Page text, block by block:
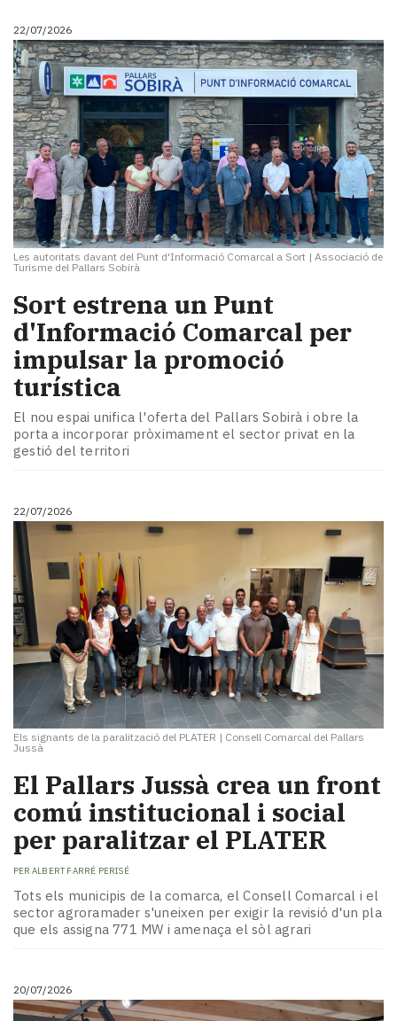
22/07/2026
Les autoritats davant del Punt d'Informació Comarcal a Sort | Associació de
Turisme del Pallars Sobirà
Sort estrena un Punt
d'Informació Comarcal per
impulsar la promoció
turística
El nou espai unifica l'oferta del Pallars Sobirà i obre la
porta a incorporar pròximament el sector privat en la
gestió del territori
22/07/2026
Els signants de la paralització del PLATER | Consell Comarcal del Pallars
Jussà
El Pallars Jussà crea un front
comú institucional i social
per paralitzar el PLATER
PER ALBERT FARRÉ PERISÉ
Tots els municipis de la comarca, el Consell Comarcal i el
sector agroramader s'uneixen per exigir la revisió d'un pla
que els assigna 771 MW i amenaça el sòl agrari
20/07/2026